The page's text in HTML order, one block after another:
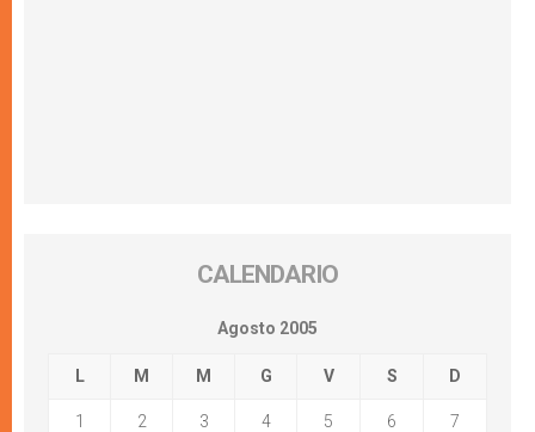
CALENDARIO
Agosto 2005
L M M G V S D
1 2 3 4 5 6 7